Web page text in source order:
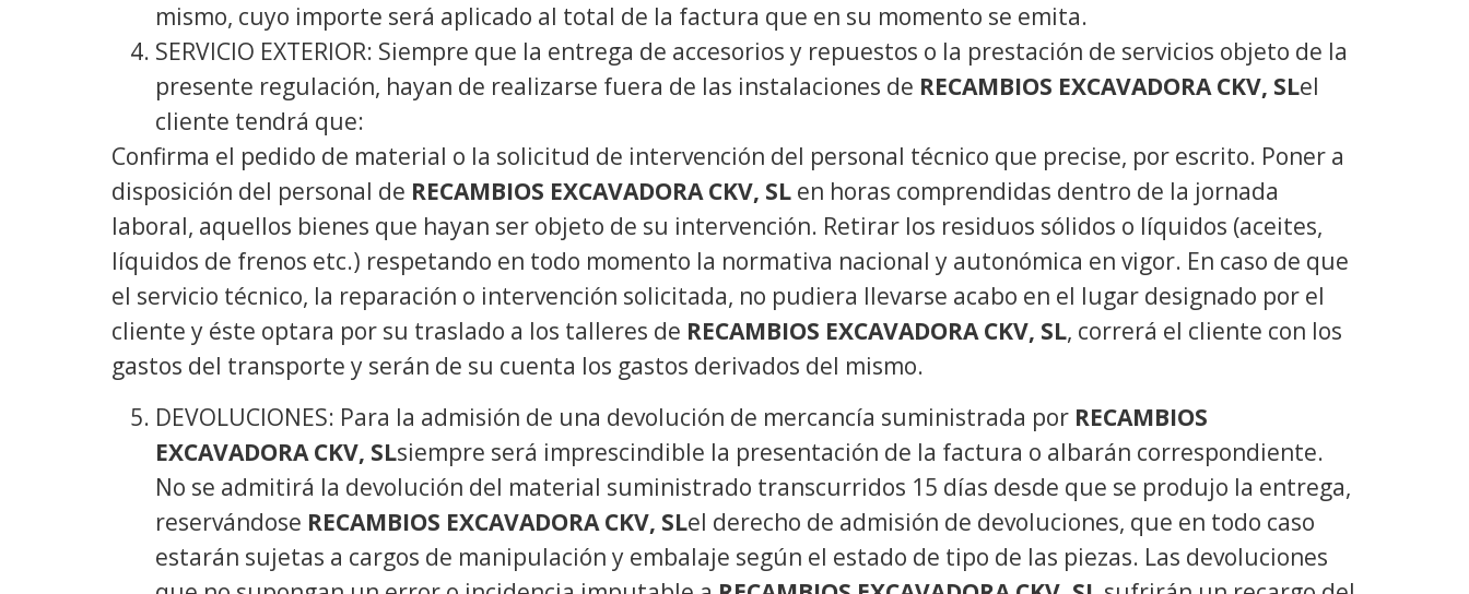
mismo, cuyo importe será aplicado al total de la factura que en su momento se emita.
SERVICIO EXTERIOR: Siempre que la entrega de accesorios y repuestos o la prestación de servicios objeto de la
presente regulación, hayan de realizarse fuera de las instalaciones de RECAMBIOS EXCAVADORA CKV, SLel
cliente tendrá que:
Confirma el pedido de material o la solicitud de intervención del personal técnico que precise, por escrito. Poner a
disposición del personal de RECAMBIOS EXCAVADORA CKV, SL en horas comprendidas dentro de la jornada
laboral, aquellos bienes que hayan ser objeto de su intervención. Retirar los residuos sólidos o líquidos (aceites,
líquidos de frenos etc.) respetando en todo momento la normativa nacional y autonómica en vigor. En caso de que
el servicio técnico, la reparación o intervención solicitada, no pudiera llevarse acabo en el lugar designado por el
cliente y éste optara por su traslado a los talleres de RECAMBIOS EXCAVADORA CKV, SL, correrá el cliente con los
gastos del transporte y serán de su cuenta los gastos derivados del mismo.
DEVOLUCIONES: Para la admisión de una devolución de mercancía suministrada por RECAMBIOS
EXCAVADORA CKV, SLsiempre será imprescindible la presentación de la factura o albarán correspondiente.
No se admitirá la devolución del material suministrado transcurridos 15 días desde que se produjo la entrega,
reservándose RECAMBIOS EXCAVADORA CKV, SLel derecho de admisión de devoluciones, que en todo caso
estarán sujetas a cargos de manipulación y embalaje según el estado de tipo de las piezas. Las devoluciones